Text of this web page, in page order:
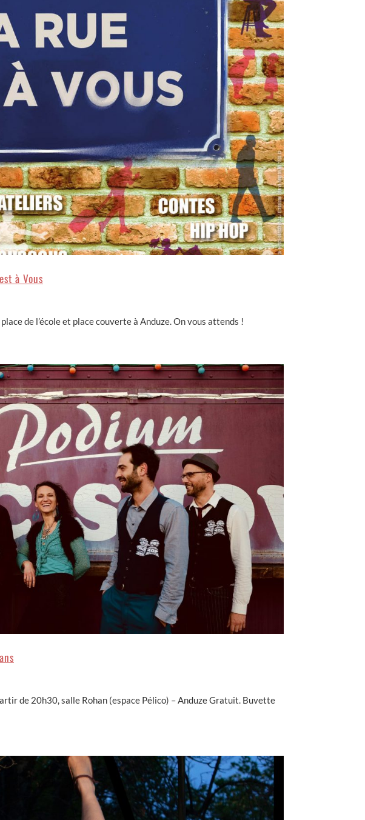
à Vous
de l’école et place couverte à Anduze. On vous attends !
de 20h30, salle Rohan (espace Pélico) – Anduze Gratuit. Buvette